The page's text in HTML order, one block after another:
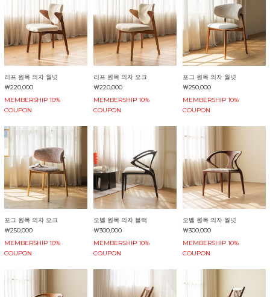
리프 원목 의자 월넛
￦220,000
MEMBERSHIP 10%
COUPON
리프 원목 의자 오크
￦220,000
MEMBERSHIP 10%
COUPON
포그 원목 의자 월넛
￦250,000
MEMBERSHIP 10%
COUPON
포그 원목 의자 오크
￦250,000
MEMBERSHIP 10%
COUPON
오벨 원목 의자 블랙
￦300,000
MEMBERSHIP 10%
COUPON
오벨 원목 의자 월넛
￦300,000
MEMBERSHIP 10%
COUPON